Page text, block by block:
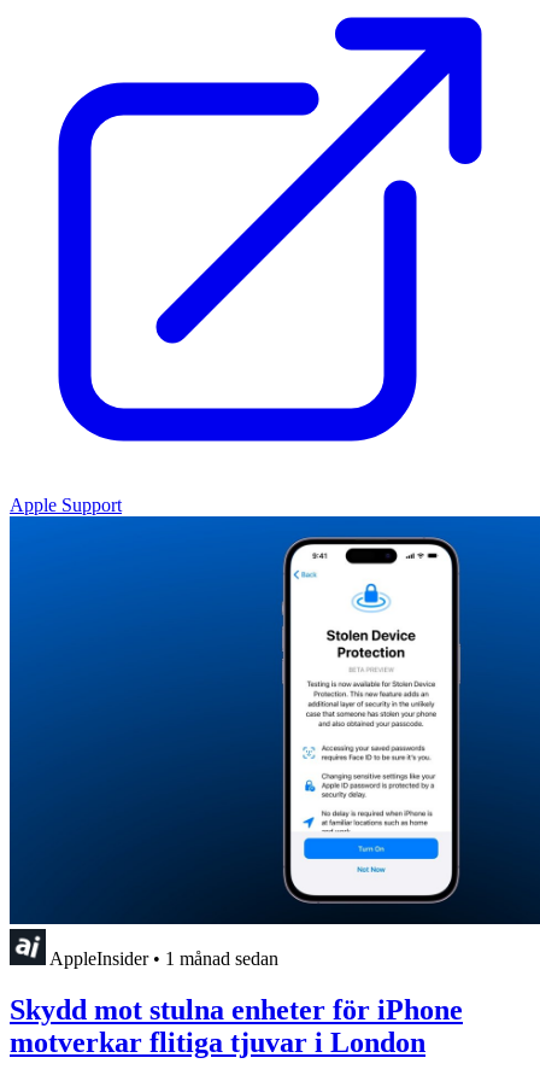
Apple Support
AppleInsider • 1 månad sedan
Skydd mot stulna enheter för iPhone
motverkar flitiga tjuvar i London